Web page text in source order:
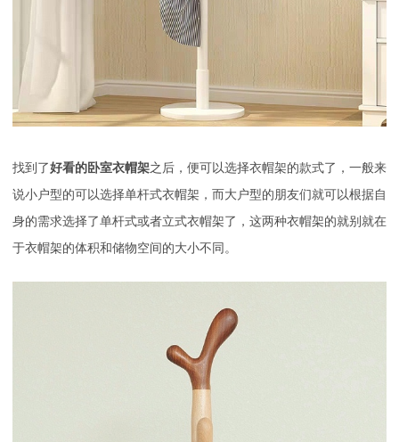
找到了好看的卧室衣帽架之后，便可以选择衣帽架的款式了，一般来
说小户型的可以选择单杆式衣帽架，而大户型的朋友们就可以根据自
身的需求选择了单杆式或者立式衣帽架了，这两种衣帽架的就别就在
于衣帽架的体积和储物空间的大小不同。